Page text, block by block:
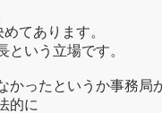
てあります。
という立場です。
かったというか事務局
的に